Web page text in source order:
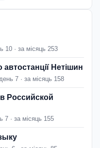
10 · за місяць 253
Нетішин
7 · за місяць 158
Российской
7 · за місяць 155